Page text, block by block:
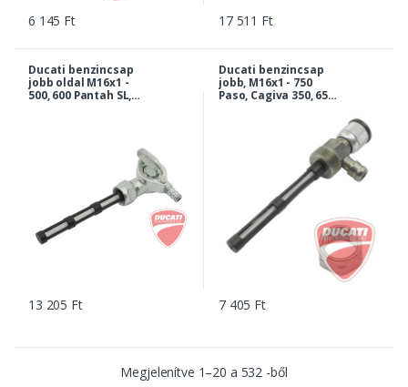
6 145 Ft 17 511 Ft
Ducati benzincsap
jobb oldal M16x1 -
500, 600 Pantah SL,
13 205 Ft
Ducati benzincsap
jobb, M16x1 - 750
Paso, Cagiva 350, 650
7 405 Ft
Megjelenítve 1–20 a 532 -ből